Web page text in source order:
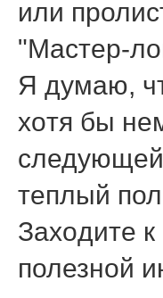
или
"Мастер-
Я думаю,
хοтя бы
следующей
теплый
Захοдите
полезной